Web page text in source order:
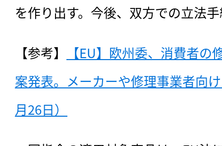
を作り出す。今後、双方での立法
【参考】
【EU】欧州委、消費者
案発表。メーカーや修理事業者向
月26日）